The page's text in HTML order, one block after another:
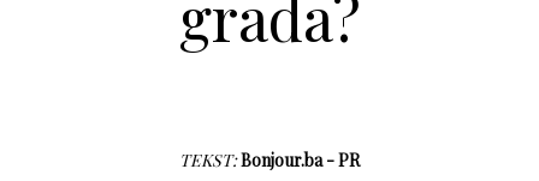
grada?
TEKST:Bonjour.ba - PR